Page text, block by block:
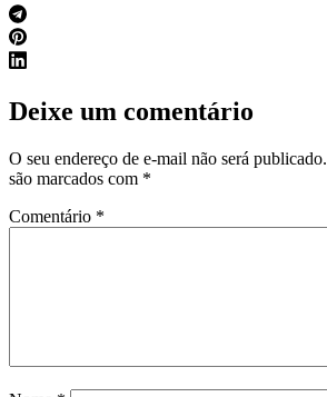
Deixe um comentário
O seu endereço de e-mail não será publicado.
são marcados com *
Comentário *